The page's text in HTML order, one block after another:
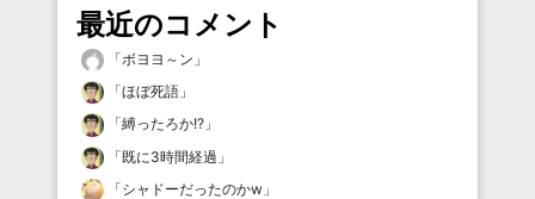
最近のコメント
「ボヨヨ～ン 」
「ほぼ死語 」
「縛ったろか!? 」
「既に3時間経過 」
「シャドーだったのかw 」